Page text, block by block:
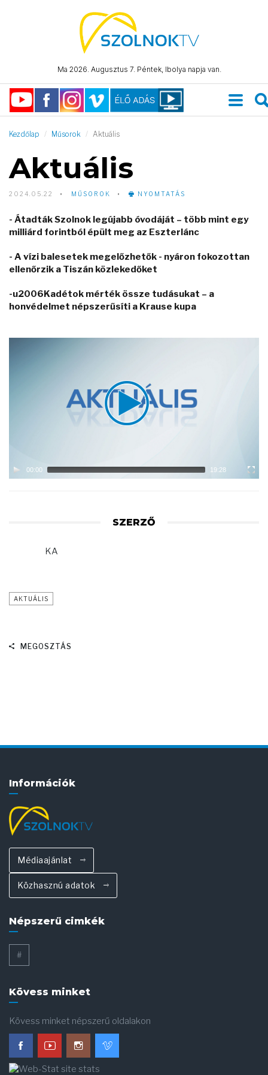
Ma 2026. Augusztus 7. Péntek, Ibolya napja van.
Kezdőlap Műsorok Aktuális
Aktuális
2024.05.22 MŰSOROK NYOMTATÁS
- Átadták Szolnok legújabb óvodáját – több mint egy
milliárd forintból épült meg az Eszterlánc
- A vízi balesetek megelőzhetők - nyáron fokozottan
ellenőrzik a Tiszán közlekedőket
-u2006Kadétok mérték össze tudásukat – a
honvédelmet népszerűsíti a Krause kupa
00:00 19:28
SZERZŐ
KA
AKTUÁLIS
MEGOSZTÁS
Információk
Médiaajánlat
Közhasznú adatok
Népszerű cimkék
#
Kövess minket
Kövess minket népszerű oldalakon